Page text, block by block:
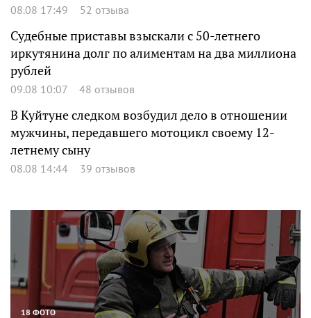
08.08 17:49 52 отзыва
Судебные приставы взыскали с 50-летнего
иркутянина долг по алиментам на два миллиона
рублей
09.08 10:07 48 отзывов
В Куйтуне следком возбудил дело в отношении
мужчины, передавшего мотоцикл своему 12-
летнему сыну
08.08 14:44 39 отзывов
18 ФОТО